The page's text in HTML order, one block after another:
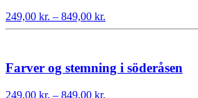
249,00 kr. – 849,00 kr.
249,00 kr.
Farver og stemning i söderåsen
249,00 kr. – 849,00 kr.